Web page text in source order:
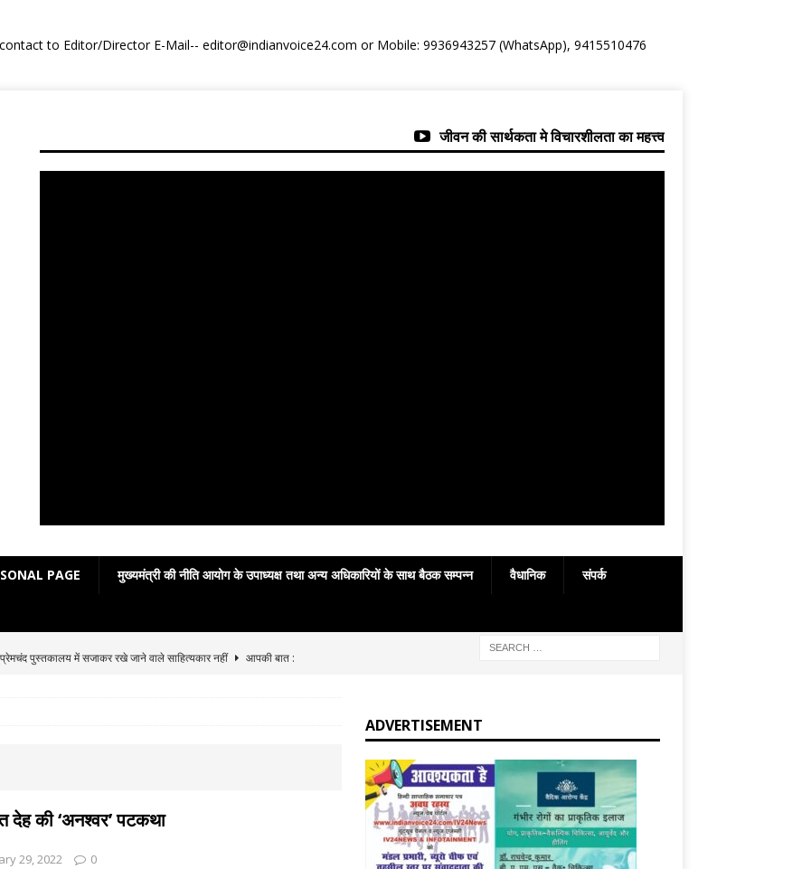
to Editor/Director E-Mail-- editor@indianvoice24.com or Mobile: 9936943257 (WhatsApp), 9415510476
जीवन की सार्थकता मे विचारशीलता का महत्त्व
PAGE मुख्यमंत्री की नीति आयोग के उपाध्यक्ष तथा अन्य अधिकारियों के साथ बैठक सम्पन्न वैधानिक संपर्क
“टण्डन जी ‘हिन्दी’ मे भारत की मिट्टी की सुगन्ध महसूस करते थे”– आचार्य पं० पृथ्वीनाथ
देह की ‘अनश्वर’ पटकथा
29, 2022 0
ADVERTISEMENT